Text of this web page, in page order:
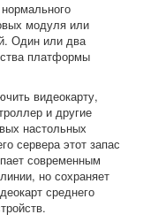
модуля или
Один или два
платформы
видеокарту,
и другие
настольных
сервера этот запас
современным
но сохраняет
среднего